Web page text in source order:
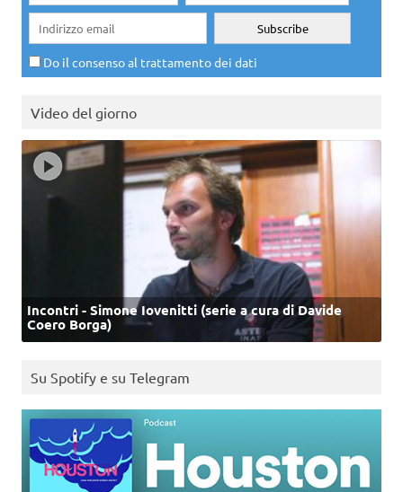
Do il consenso al trattamento dei dati
Video del giorno
Incontri - Simone Iovenitti (serie a cura di Davide
Coero Borga)
Su Spotify e su Telegram